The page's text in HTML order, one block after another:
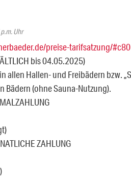
Uhr
preise-tarifsatzung/
bis 04.05.2025)
allen Hallen- und Freibädern bzw.
Bädern (ohne Sauna-Nutzung).
ZAHLUNG